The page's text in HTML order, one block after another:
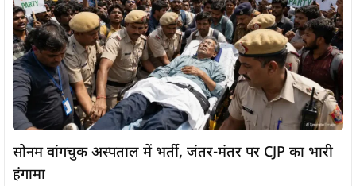
सोनम वांगचुक अस्पताल में भर्ती, जंतर-मंतर पर CJP का भारी
हंगामा